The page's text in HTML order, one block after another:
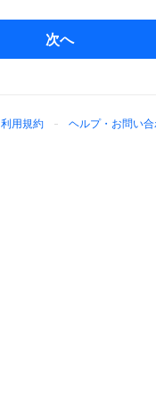
次へ
利用規約
ヘルプ・お問い